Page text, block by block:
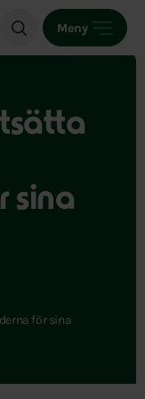
Meny
sina
för sina